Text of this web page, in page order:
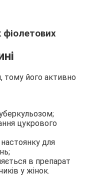
тому його активно
цукрового
для
в препарат
у жінок.